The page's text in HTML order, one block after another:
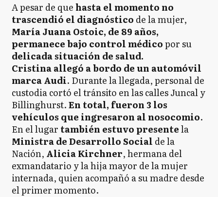
A pesar de que hasta el momento no
trascendió el diagnóstico de la mujer,
María Juana Ostoic, de 89 años,
permanece bajo control médicopor su
delicada situación de salud.
Cristina allegó a bordo de un automóvil
marca Audi. Durante la llegada, personal de
custodia cortó el tránsito en las calles Juncal y
Billinghurst.En total, fueron 3 los
vehículos que ingresaron al nosocomio.
En el lugar también estuvo presentela
Ministra de Desarrollo Social de la
Nación, Alicia Kirchner, hermana del
exmandatario y la hija mayor de la mujer
internada, quien acompañó a su madre desde
el primer momento.